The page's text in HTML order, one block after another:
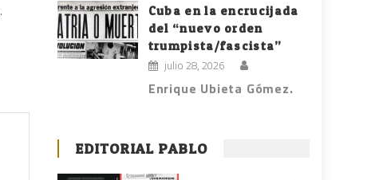
Cuba en la encrucijada
del “nuevo orden
trumpista/fascista”
julio 28, 2026
Enrique Ubieta Gómez.
EDITORIAL PABLO